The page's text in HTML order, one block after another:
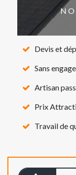
Devis et
Sans
Artisan
Prix
Travail de